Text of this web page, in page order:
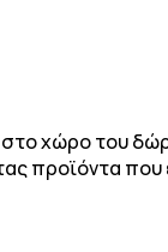
χώρο του
προϊόντα που